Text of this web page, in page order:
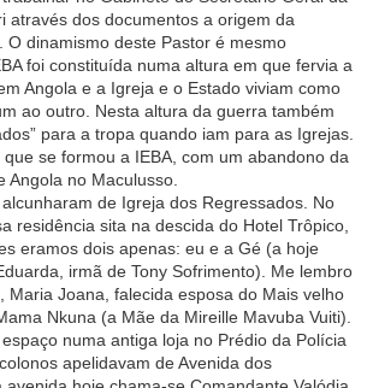
através dos documentos a origem da
O dinamismo deste Pastor é mesmo
foi constituída numa altura em que fervia a
Angola e a Igreja e o Estado viviam como
ao outro. Nesta altura da guerra também
para a tropa quando iam para as Igrejas.
se formou a IEBA, com um abandono da
Angola no Maculusso.
de Igreja dos Regressados. No
residência sita na descida do Hotel Trôpico,
eramos dois apenas: eu e a Gé (a hoje
irmã de Tony Sofrimento). Me lembro
Maria Joana, falecida esposa do Mais velho
Nkuna (a Mãe da Mireille Mavuba Vuiti).
numa antiga loja no Prédio da Polícia
apelidavam de Avenida dos